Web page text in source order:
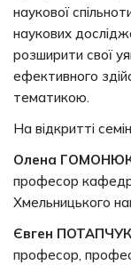
наукової
наукових
розширити свої
ефективного
тематикою.
На відкритті
Олена
професор
Хмельницького
Євген ПОТАПЧУК
професор,